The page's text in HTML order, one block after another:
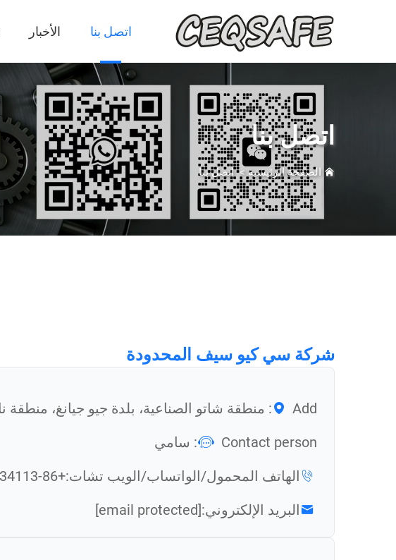
الأخبار اتصل بنا
اتصل بنا
الصفحة الرئيسية >اتصل بنا
شركة سي كيو سيف المحدودة
Add: منطقة شاتو الصناعية، بلدة جيو جيانغ، منطقة نانهاي، فوشان، قوانغدونغ، الصين
Contact person: سامي
الهاتف المحمول/الواتساب/الويب تشات:+86-13288234113
البريد الإلكتروني:[email protected]